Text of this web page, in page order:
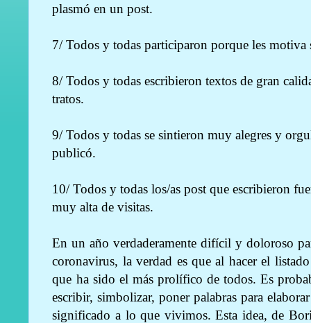
plasmó en un post.
7/ Todos y todas participaron porque les motiva
8/ Todos y todas escribieron textos de gran
tratos.
9/ Todos y todas se sintieron muy alegres y
publicó.
10/ Todos y todas los/as post que escribieron
muy alta de visitas.
En un año verdaderamente difícil y doloroso
coronavirus, la verdad es que al hacer el
que ha sido el más prolífico de todos. Es
escribir, simbolizar, poner palabras para
significado a lo que vivimos. Esta idea, de